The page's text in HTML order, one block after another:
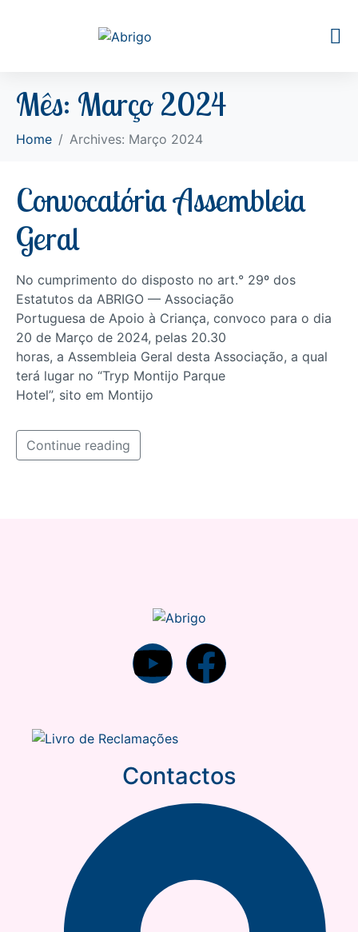
Mês: Março 2024
Home Archives: Março 2024
Convocatória Assembleia
Geral
No cumprimento do disposto no art.° 29º dos
Estatutos da ABRIGO — Associação
Portuguesa de Apoio à Criança, convoco para o dia
20 de Março de 2024, pelas 20.30
horas, a Assembleia Geral desta Associação, a qual
terá lugar no “Tryp Montijo Parque
Hotel”, sito em Montijo
Continue reading
Contactos